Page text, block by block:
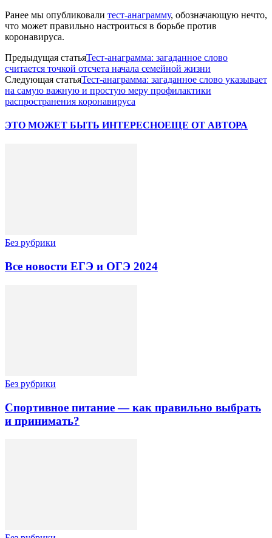
Ранее мы опубликовали тест-анаграмму, обозначающую нечто,
что может правильно настроиться в борьбе против
коронавируса.
Предыдущая статьяТест-анаграмма: загаданное слово
считается точкой отсчета начала семейной жизни
Следующая статьяТест-анаграмма: загаданное слово указывает
на самую важную и простую меру профилактики
распространения коронавируса
ЭТО МОЖЕТ БЫТЬ ИНТЕРЕСНОЕЩЕ ОТ АВТОРА
Без рубрики
Все новости ЕГЭ и ОГЭ 2024
Без рубрики
Спортивное питание — как правильно выбрать
и принимать?